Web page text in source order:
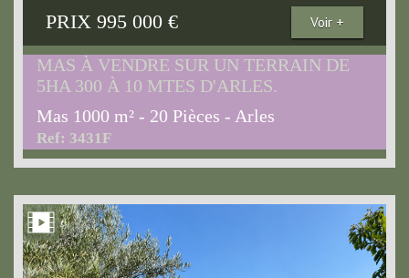
PRIX 995 000 € Voir +
MAS À VENDRE SUR UN TERRAIN DE
5HA 300 À 10 MTES D'ARLES.
Mas 1000 m² - 20 Pièces - Arles
Ref: 3431F